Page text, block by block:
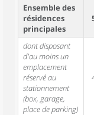
Ensemble des
résidences
principales
dont disposant
d'au moins un
emplacement
réservé au
stationnement
(box, garage,
place de parking)